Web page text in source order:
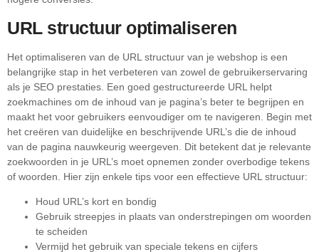
URL structuur optimaliseren
Het optimaliseren van de URL structuur van je webshop is een
belangrijke stap in het verbeteren van zowel de gebruikerservaring
als je SEO prestaties. Een goed gestructureerde URL helpt
zoekmachines om de inhoud van je pagina’s beter te begrijpen en
maakt het voor gebruikers eenvoudiger om te navigeren. Begin met
het creëren van duidelijke en beschrijvende URL’s die de inhoud
van de pagina nauwkeurig weergeven. Dit betekent dat je relevante
zoekwoorden in je URL’s moet opnemen zonder overbodige tekens
of woorden. Hier zijn enkele tips voor een effectieve URL structuur:
Houd URL’s kort en bondig
Gebruik streepjes in plaats van onderstrepingen om woorden
te scheiden
Vermijd het gebruik van speciale tekens en cijfers